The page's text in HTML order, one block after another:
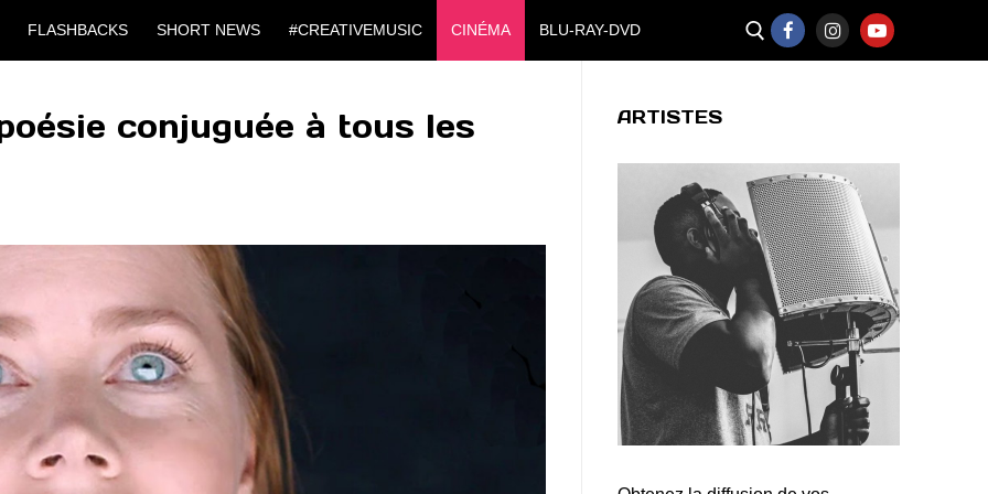
FLASHBACKS SHORT NEWS #CREATIVEMUSIC CINÉMA BLU-RAY-DVD
conjuguée à tous les
ARTISTES